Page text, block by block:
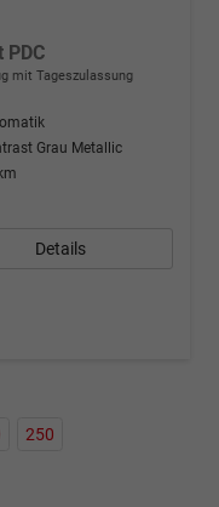
PDC
mit Tageszulassung
Grau Metallic
Details
250